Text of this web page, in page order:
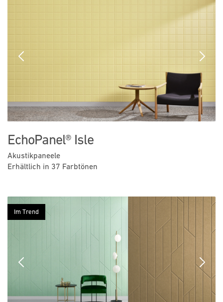
Previous Next
EchoPanel® Isle
Akustikpaneele
Erhältlich in 37 Farbtönen
Previous Next
Im Trend